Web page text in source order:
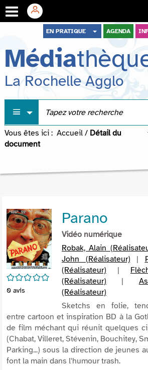
menu
contenu
recherche
EN PRATIQUE AGENDA
Média
La Rochelle Agglo
Vous êtes ici : Accueil / Détail du
document
/5
0 avis
Parano
Vidéo numérique
Robak, Alain
John (Réalisateur) |
(Réalisateur) |
(Réalisateur) |
(Réalisateur)
Sketchs en folie,
entre cartoon et inspiration BD à la
de film méchant qui réunit quelques
(Chabat, Villeret, Stévenin, Bouchitey,
Parking...) sous la direction de jeunes
font la main dans l'humour trash.